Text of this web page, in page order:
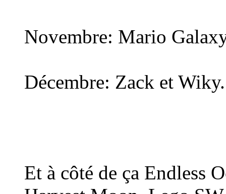
Novembre: Mario
Décembre: Zack et
Et à côté de ça Endless